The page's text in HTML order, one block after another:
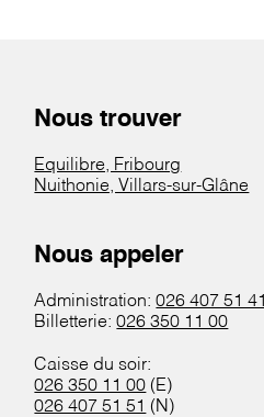
Nous trouver
Equilibre, Fribourg
Nuithonie, Villars-sur-Glâne
Nous appeler
Administration:026 407 51 41
Billetterie:026 350 11 00
Caisse du soir:
026 350 11 00 (E)
026 407 51 51 (N)